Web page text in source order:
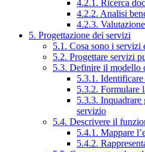
4.2.1. Ricerca
4.2.2. Analisi
4.2.3.
5. Progettazione dei servizi
5.1. Cosa sono i servizi
5.2. Progettare servizi
5.3. Definire il modello
5.3.1.
5.3.2. Formulare
5.3.3.
servizio
5.4. Descrivere il
5.4.1. Mappare
5.4.2.